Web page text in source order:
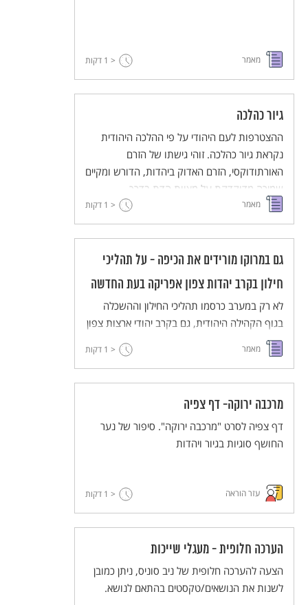
מאמר < 1 דקות
גיור כהלכה
ההצטרפות לעם היהודי על פי ההלכה היהודית
נקראת גיור כהלכה. זוהי גישתו של הזרם
האורתודוקסי, הזרם האדוק ביהדות, הדורש ומקיים
שמירה מדוקדקת על מצוות הדת בדרך
המסורתית שהתוו חכמי התורה והפוסקים.
מאמר < 1 דקות
גם במרוקו מורידים את הכיפה - על תהליכי
חילון בקרב יהדות צפון אפריקה בעת החדשה
לא רק במערב כרסמו תהליכי החילון וההשכלה
בגוף הקהילה היהודית, גם בקרב יהודי ארצות צפון
אפריקה, המאופיינים בד"כ בשמירה על אורח חיים
מסורתי, התרחשו תהליכים של יציאה מהגטו
מאמר < 1 דקות
מרכבה ירוקה- דף צפיה
דף צפיה לסרט "מרכבה ירוקה". סיפור של נער
החושף סוגיות בגיור ויהדות
עזר הוראה < 1 דקות
הערכה חלופית - מעגלי שייכות
הצעה להערכה חלופית של ניב סוניס, ניתן כמובן
לשנות את הנושאים/טקסטים בהתאם לנושא.